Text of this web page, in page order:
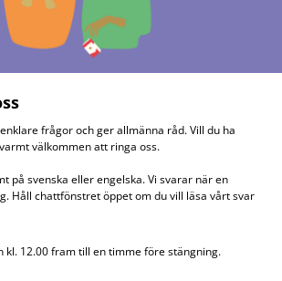
frågor och ger allmänna råd. Vill du ha
välkommen att ringa oss.
på svenska eller engelska. Vi svarar när en
Håll chattfönstret öppet om du vill läsa vårt svar
kl. 12.00 fram till en timme före stängning.